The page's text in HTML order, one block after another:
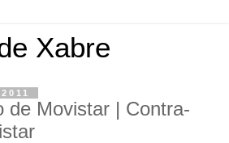
Xabre
de Movistar | Contra-